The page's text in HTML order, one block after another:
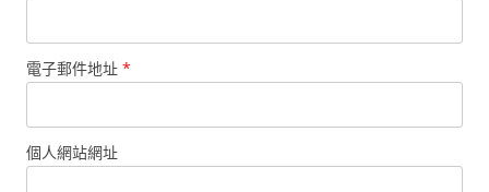
電子郵件地址 *
個人網站網址